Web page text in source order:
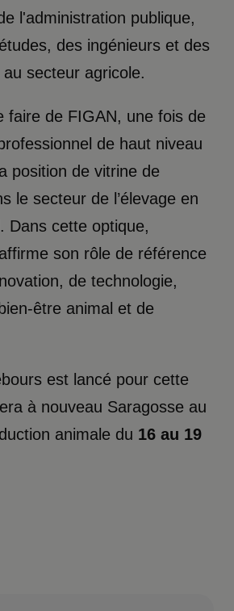
l'administration publique,
des ingénieurs et des
secteur agricole.
faire de FIGAN, une fois de
de haut niveau
position de vitrine de
le secteur de l’élevage en
Dans cette optique,
son rôle de référence
de technologie,
être animal et de
est lancé pour cette
à nouveau Saragosse au
animale du 16 au 19